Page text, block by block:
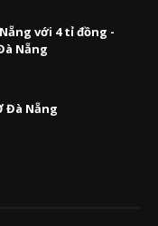
với 4 tỉ đồng -
Nẵng
Đà Nẵng